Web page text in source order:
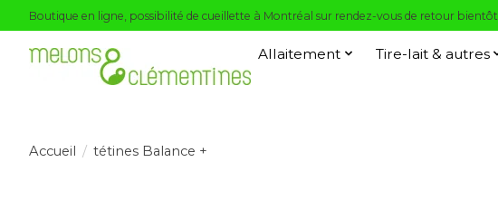
Boutique en ligne, possibilité de cueillette à Montréal sur rendez-vous de retour bientôt
Allaitement Tire-lait & autres
Accueil / tétines Balance +